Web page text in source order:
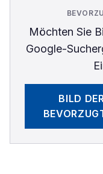
Möchten Sie
Google-
BILD